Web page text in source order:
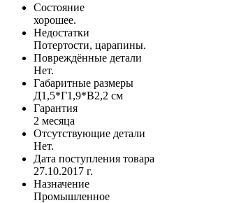
Состояние
хорошее.
Недостатки
Потертости, царапины.
Повреждённые детали
Нет.
Габаритные размеры
Д1,5*Г1,9*В2,2 см
Гарантия
2 месяца
Отсутствующие детали
Нет.
Дата поступления товара
27.10.2017 г.
Назначение
Промышленное